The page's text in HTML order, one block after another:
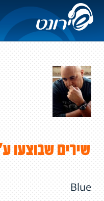
שירים שבוצעו
Blue